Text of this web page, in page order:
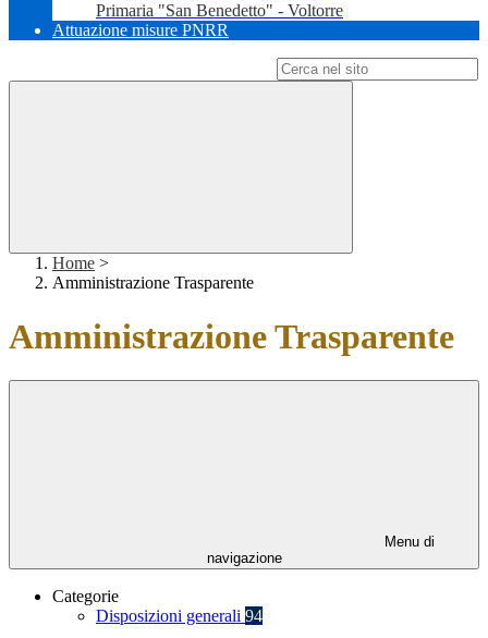
Primaria "San Benedetto" - Voltorre
Attuazione misure PNRR
Home >
Amministrazione Trasparente
Amministrazione Trasparente
Menu di
navigazione
Categorie
Disposizioni generali 94